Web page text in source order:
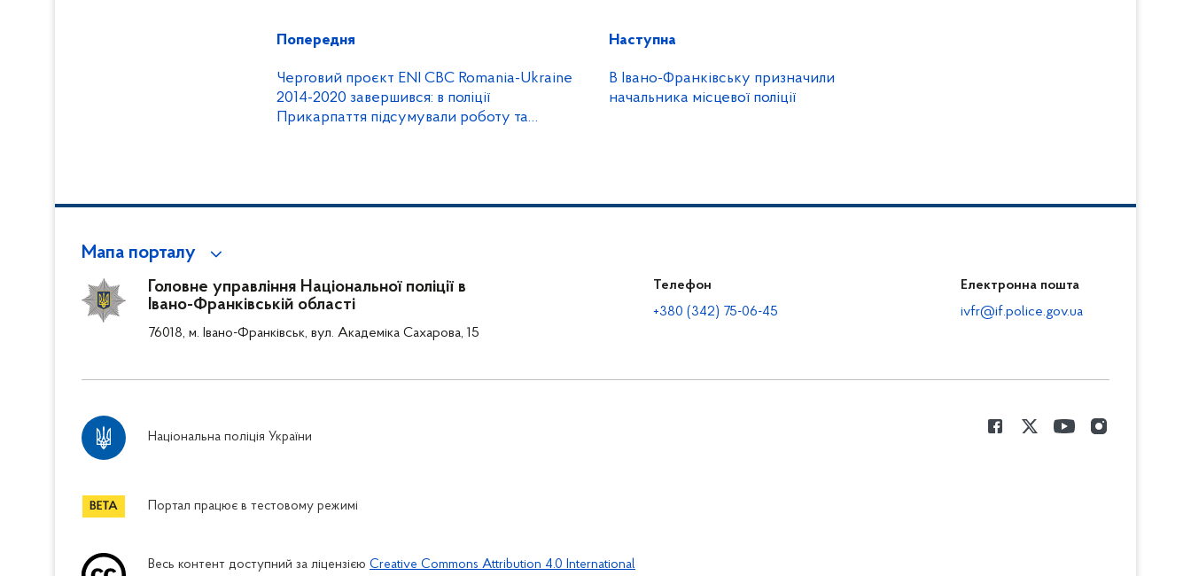
Попередня
Черговий проєкт ENI CBC Romania-Ukraine
2014-2020 завершився: в поліції
Прикарпаття підсумували роботу та
Наступна
В Івано-Франківську призначили
начальника місцевої поліції
Мапа порталу
Головне управління Національної поліції в
Івано-Франківській області
76018, м. Івано-Франківськ, вул. Академіка Сахарова, 15
Телефон
+380 (342) 75-06-45
Електронна пошта
ivfr@if.police.gov.ua
Національна поліція України
Портал працює в тестовому режимі
Весь контент доступний за ліцензією Creative Commons Attribution 4.0 International